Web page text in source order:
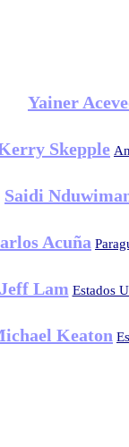
Yainer
Skepple
Saidi
Acuña
Jeff Lam Estados
Keaton